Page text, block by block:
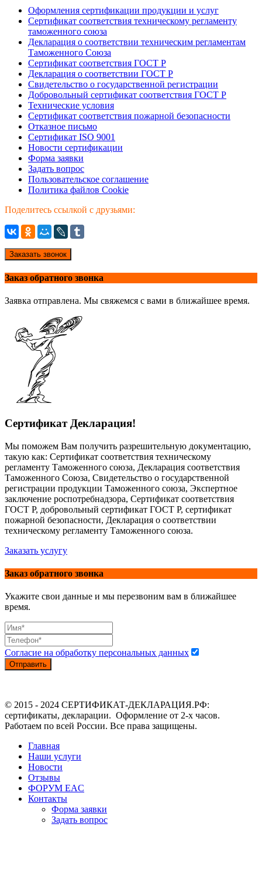
Оформления сертификации продукции и услуг
Сертификат соответствия техническому регламенту
таможенного союза
Декларация о соответствии техническим регламентам
Таможенного Союза
Сертификат соответствия ГОСТ Р
Декларация о соответствии ГОСТ Р
Свидетельство о государственной регистрации
Добровольный сертификат соответствия ГОСТ Р
Технические условия
Сертификат соответствия пожарной безопасности
Отказное письмо
Сертификат ISO 9001
Новости сертификации
Форма заявки
Задать вопрос
Пользовательское соглашение
Политика файлов Cookie
Поделитесь ссылкой с друзьями:
Заказать звонок
Заказ обратного звонка
Заявка отправлена. Мы свяжемся с вами в ближайшее время.
Сертификат Декларация!
Мы поможем Вам получить разрешительную документацию,
такую как: Сертификат соответствия техническому
регламенту Таможенного союза, Декларация соответствия
Таможенного Союза, Свидетельство о государственной
регистрации продукции Таможенного союза, Экспертное
заключение роспотребнадзора, Сертификат соответствия
ГОСТ Р, добровольный сертификат ГОСТ Р, сертификат
пожарной безопасности, Декларация о соответствии
техническому регламенту Таможенного союза.
Заказать услугу
Заказ обратного звонка
Укажите свои данные и мы перезвоним вам в ближайшее
время.
Согласие на обработку персональных данных
Отправить
© 2015 - 2024 СЕРТИФИКАТ-ДЕКЛАРАЦИЯ.РФ:
сертификаты, декларации. Оформление от 2-х часов.
Работаем по всей России. Все права защищены.
Главная
Наши услуги
Новости
Отзывы
ФОРУМ EAC
Контакты
Форма заявки
Задать вопрос